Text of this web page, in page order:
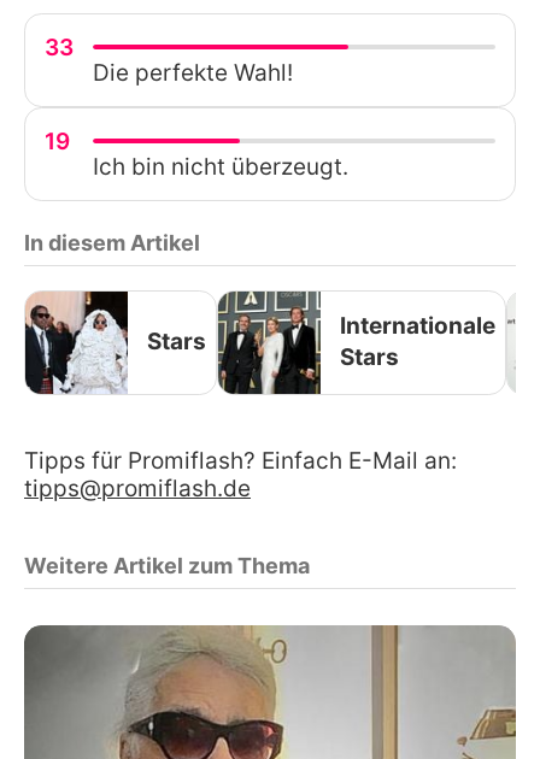
33
Die perfekte Wahl!
19
Ich bin nicht überzeugt.
In diesem Artikel
Stars
Internationale
Stars
Tipps für Promiflash? Einfach E-Mail an:
tipps@promiflash.de
Weitere Artikel zum Thema